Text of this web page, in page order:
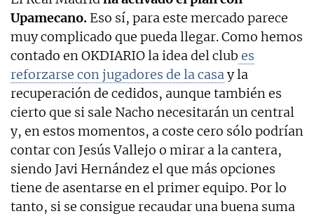
Upamecano. Eso sí, para este mercado parece
muy complicado que pueda llegar. Como hemos
contado en OKDIARIO la idea del club es
reforzarse con jugadores de la casay la
recuperación de cedidos, aunque también es
cierto que si sale Nacho necesitarán un central
y, en estos momentos, a coste cero sólo podrían
contar con Jesús Vallejo o mirar a la cantera,
siendo Javi Hernández el que más opciones
tiene de asentarse en el primer equipo. Por lo
tanto, si se consigue recaudar una buena suma